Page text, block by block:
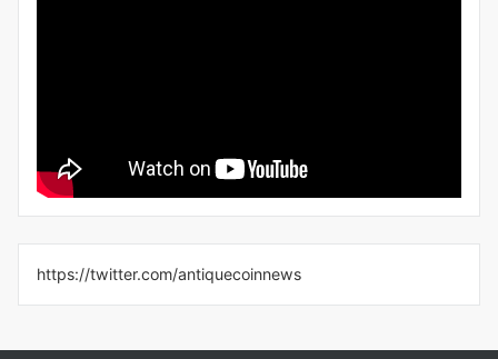
https://twitter.com/antiquecoinnews